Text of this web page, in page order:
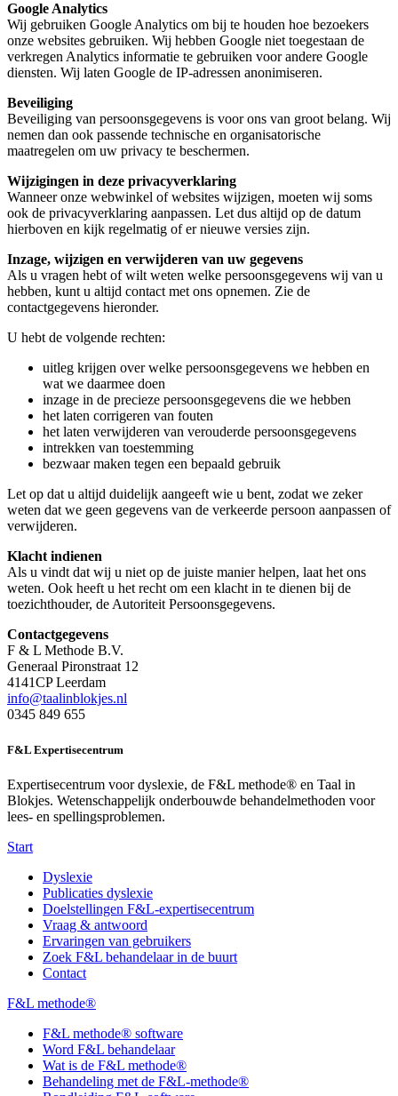
Google Analytics
Wij gebruiken Google Analytics om bij te houden hoe bezoekers
onze websites gebruiken. Wij hebben Google niet toegestaan de
verkregen Analytics informatie te gebruiken voor andere Google
diensten. Wij laten Google de IP-adressen anonimiseren.
Beveiliging
Beveiliging van persoonsgegevens is voor ons van groot belang. Wij
nemen dan ook passende technische en organisatorische
maatregelen om uw privacy te beschermen.
Wijzigingen in deze privacyverklaring
Wanneer onze webwinkel of websites wijzigen, moeten wij soms
ook de privacyverklaring aanpassen. Let dus altijd op de datum
hierboven en kijk regelmatig of er nieuwe versies zijn.
Inzage, wijzigen en verwijderen van uw gegevens
Als u vragen hebt of wilt weten welke persoonsgegevens wij van u
hebben, kunt u altijd contact met ons opnemen. Zie de
contactgegevens hieronder.
U hebt de volgende rechten:
uitleg krijgen over welke persoonsgegevens we hebben en
wat we daarmee doen
inzage in de precieze persoonsgegevens die we hebben
het laten corrigeren van fouten
het laten verwijderen van verouderde persoonsgegevens
intrekken van toestemming
bezwaar maken tegen een bepaald gebruik
Let op dat u altijd duidelijk aangeeft wie u bent, zodat we zeker
weten dat we geen gegevens van de verkeerde persoon aanpassen of
verwijderen.
Klacht indienen
Als u vindt dat wij u niet op de juiste manier helpen, laat het ons
weten. Ook heeft u het recht om een klacht in te dienen bij de
toezichthouder, de Autoriteit Persoonsgegevens.
Contactgegevens
F & L Methode B.V.
Generaal Pironstraat 12
4141CP Leerdam
info@taalinblokjes.nl
0345 849 655
F&L Expertisecentrum
Expertisecentrum voor dyslexie, de F&L methode® en Taal in
Blokjes. Wetenschappelijk onderbouwde behandelmethoden voor
lees- en spellingsproblemen.
Start
Dyslexie
Publicaties dyslexie
Doelstellingen F&L-expertisecentrum
Vraag & antwoord
Ervaringen van gebruikers
Zoek F&L behandelaar in de buurt
Contact
F&L methode®
F&L methode® software
Word F&L behandelaar
Wat is de F&L methode®
Behandeling met de F&L-methode®